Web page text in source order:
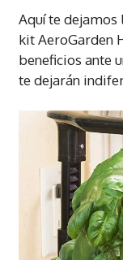
Aquí te
kit AeroGarden
beneficios ante
te dejarán